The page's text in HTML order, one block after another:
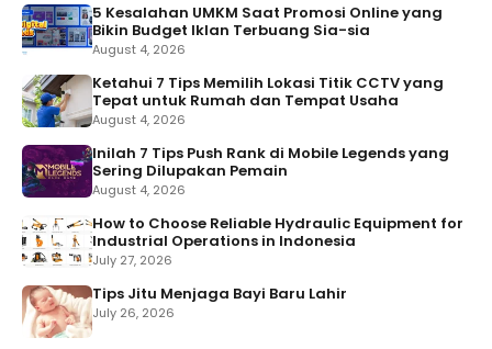
5 Kesalahan UMKM Saat Promosi Online yang
Bikin Budget Iklan Terbuang Sia-sia
August 4, 2026
Ketahui 7 Tips Memilih Lokasi Titik CCTV yang
Tepat untuk Rumah dan Tempat Usaha
August 4, 2026
Inilah 7 Tips Push Rank di Mobile Legends yang
Sering Dilupakan Pemain
August 4, 2026
How to Choose Reliable Hydraulic Equipment for
Industrial Operations in Indonesia
July 27, 2026
Tips Jitu Menjaga Bayi Baru Lahir
July 26, 2026